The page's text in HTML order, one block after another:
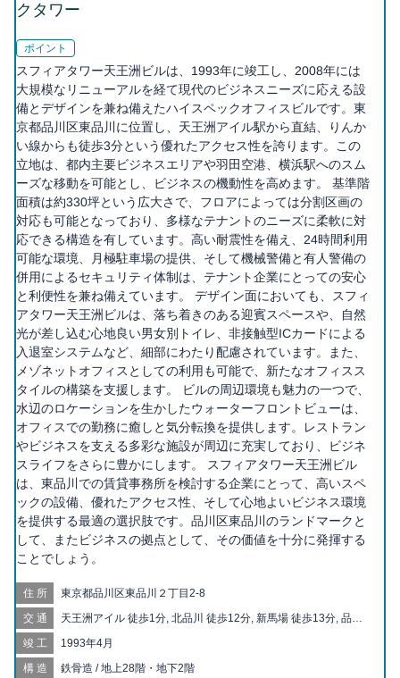
クタワー
ポイント
スフィアタワー天王洲ビルは、1993年に竣工し、2008年には
大規模なリニューアルを経て現代のビジネスニーズに応える設
備とデザインを兼ね備えたハイスペックオフィスビルです。東
京都品川区東品川に位置し、天王洲アイル駅から直結、りんか
い線からも徒歩3分という優れたアクセス性を誇ります。この
立地は、都内主要ビジネスエリアや羽田空港、横浜駅へのスム
ーズな移動を可能とし、ビジネスの機動性を高めます。 基準階
面積は約330坪という広大さで、フロアによっては分割区画の
対応も可能となっており、多様なテナントのニーズに柔軟に対
応できる構造を有しています。高い耐震性を備え、24時間利用
可能な環境、月極駐車場の提供、そして機械警備と有人警備の
併用によるセキュリティ体制は、テナント企業にとっての安心
と利便性を兼ね備えています。 デザイン面においても、スフィ
アタワー天王洲ビルは、落ち着きのある迎賓スペースや、自然
光が差し込む心地良い男女別トイレ、非接触型ICカードによる
入退室システムなど、細部にわたり配慮されています。また、
メゾネットオフィスとしての利用も可能で、新たなオフィスス
タイルの構築を支援します。 ビルの周辺環境も魅力の一つで、
水辺のロケーションを生かしたウォーターフロントビューは、
オフィスでの勤務に癒しと気分転換を提供します。レストラン
やビジネスを支える多彩な施設が周辺に充実しており、ビジネ
スライフをさらに豊かにします。 スフィアタワー天王洲ビル
は、東品川での賃貸事務所を検討する企業にとって、高いスペ
ックの設備、優れたアクセス性、そして心地よいビジネス環境
を提供する最適の選択肢です。品川区東品川のランドマークと
して、またビジネスの拠点として、その価値を十分に発揮する
ことでしょう。
住所 東京都品川区東品川２丁目2-8
交通
天王洲アイル 徒歩1分, 北品川 徒歩12分, 新馬場 徒歩13分, 品川
竣工 1993年4月
構造 鉄骨造 / 地上28階・地下2階